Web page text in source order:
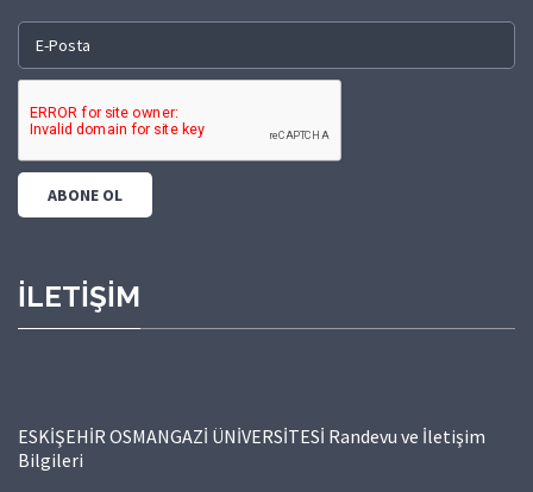
İLETİŞİM
ESKİŞEHİR OSMANGAZİ ÜNİVERSİTESİ Randevu ve İletişim
Bilgileri